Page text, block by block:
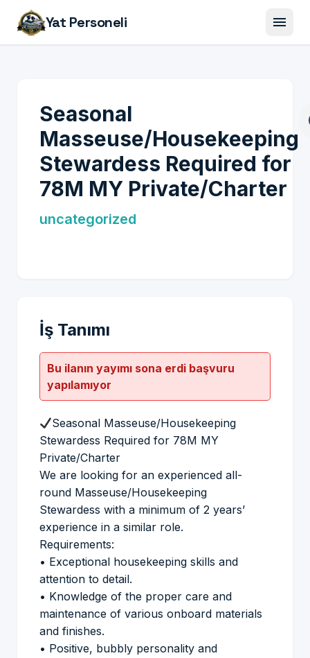
Yat Personeli menu
Seasonal
Masseuse/Housekeeping
Stewardess Required for
78M MY Private/Charter
uncategorized
İş Tanımı
Bu ilanın yayımı sona erdi başvuru
yapılamıyor
Seasonal Masseuse/Housekeeping
Stewardess Required for 78M MY
Private/Charter
We are looking for an experienced all-
round Masseuse/Housekeeping
Stewardess with a minimum of 2 years’
experience in a similar role.
Requirements:
• Exceptional housekeeping skills and
attention to detail.
• Knowledge of the proper care and
maintenance of various onboard materials
and finishes.
• Positive, bubbly personality and